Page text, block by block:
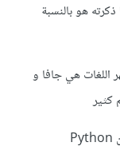
هو بالنسبة
هي جافا و